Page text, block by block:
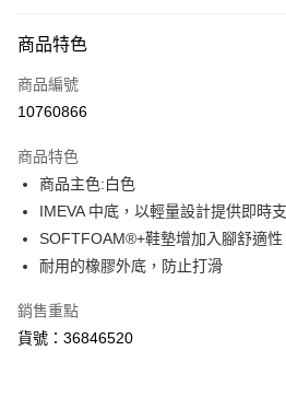
信用卡一次付款
LINE Pay
街口支付
悠遊付
Google Pay
貨到付款
商品特色
商品編號
10760866
商品特色
商品主色:白色
IMEVA 中底，以輕量設計提供即時
SOFTFOAM®+鞋墊增加入腳舒適性
耐用的橡膠外底，防止打滑
銷售重點
貨號：36846520